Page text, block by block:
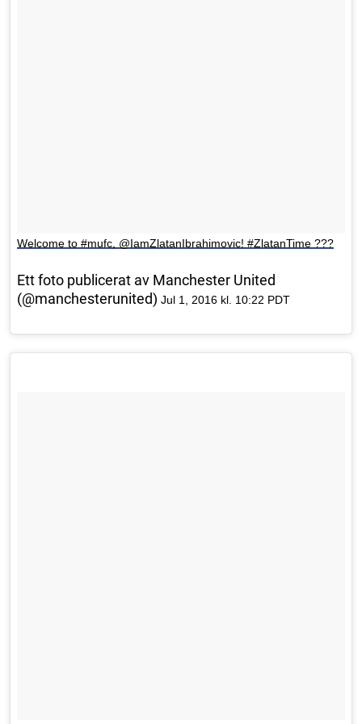
Welcome to #mufc, @IamZlatanIbrahimovic! #ZlatanTime ???
Ett foto publicerat av Manchester United
(@manchesterunited) Jul 1, 2016 kl. 10:22 PDT